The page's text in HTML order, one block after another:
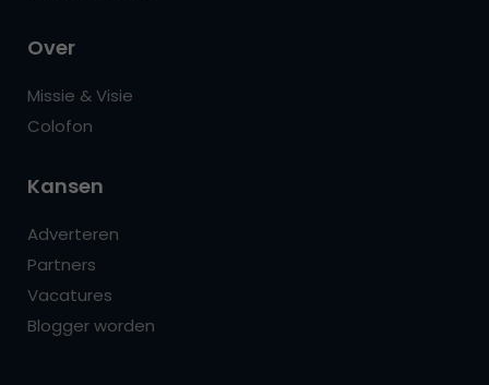
Over
Missie & Visie
Colofon
Kansen
Adverteren
Partners
Vacatures
Blogger worden